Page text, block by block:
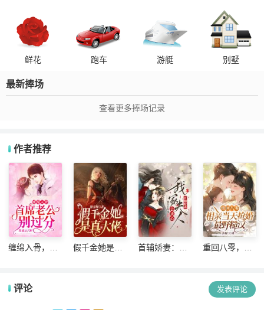
鲜花 跑车 游艇 别墅
最新捧场
查看更多捧场记录
作者推荐
缠绵入骨，首
假千金她是真
首辅娇妻：我
重回八零，相
评论 发表评论